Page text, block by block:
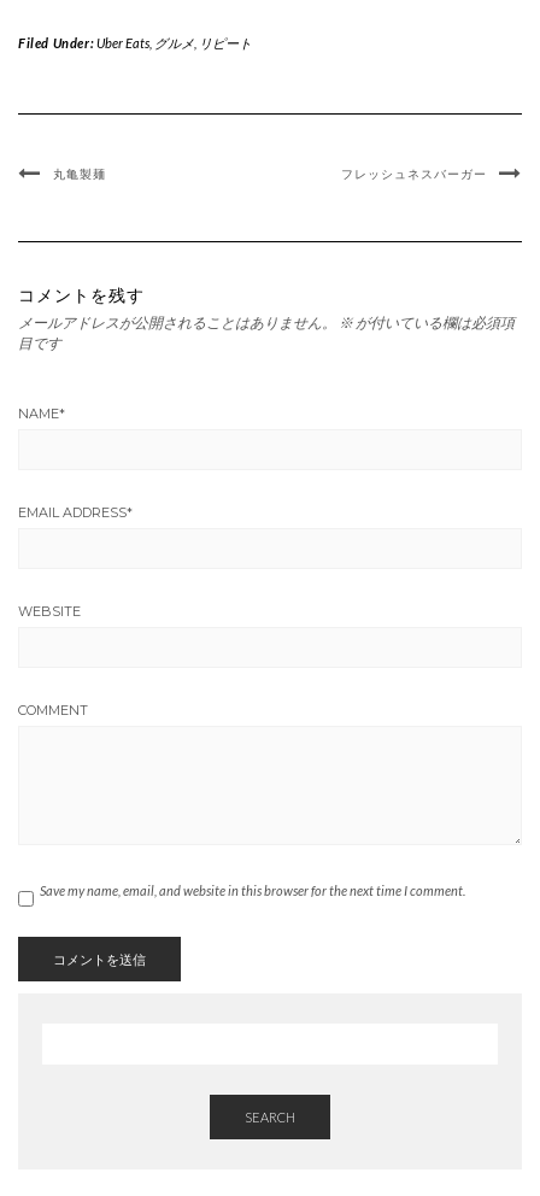
Filed Under:Uber Eats, グルメ, リピート
丸亀製麺 フレッシュネスバーガー
コメントを残す
メールアドレスが公開されることはありません。 ※ が付いている欄は必須項
目です
NAME*
EMAIL ADDRESS*
WEBSITE
COMMENT
Save my name, email, and website in this browser for the next time I comment.
SEARCH